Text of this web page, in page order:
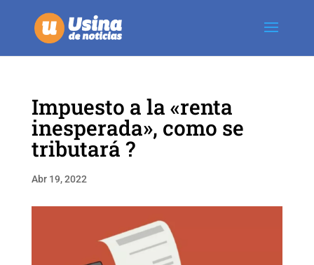
Impuesto a la «renta
inesperada», como se
tributará ?
Abr 19, 2022